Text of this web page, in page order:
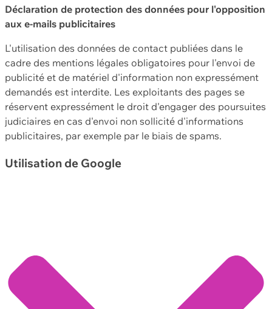
Déclaration de protection des données pour l'opposition
aux e-mails publicitaires
L'utilisation des données de contact publiées dans le
cadre des mentions légales obligatoires pour l'envoi de
publicité et de matériel d'information non expressément
demandés est interdite. Les exploitants des pages se
réservent expressément le droit d'engager des poursuites
judiciaires en cas d'envoi non sollicité d'informations
publicitaires, par exemple par le biais de spams.
Utilisation de Google